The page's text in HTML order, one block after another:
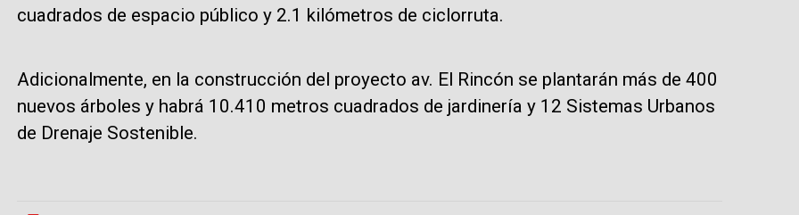
cuadrados de espacio público y 2.1 kilómetros de ciclorruta.
Adicionalmente, en la construcción del proyecto av. El Rincón se plantarán más de 400
nuevos árboles y habrá 10.410 metros cuadrados de jardinería y 12 Sistemas Urbanos
de Drenaje Sostenible.